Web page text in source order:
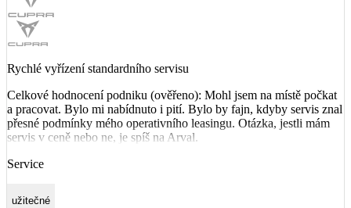
Rychlé vyřízení standardního servisu
Celkové hodnocení podniku (ověřeno): Mohl jsem na místě počkat
a pracovat. Bylo mi nabídnuto i pití. Bylo by fajn, kdyby servis znal
přesné podmínky mého operativního leasingu. Otázka, jestli mám
servis v ceně nebo ne, je spíš na Arval.
Service
užitečné